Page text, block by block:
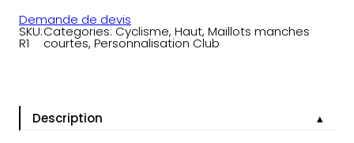
Demande de devis
SKU:
R1
Categories: Cyclisme, Haut, Maillots manches
courtes, Personnalisation Club
Description